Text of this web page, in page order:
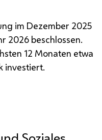
im Dezember 2025
2026 beschlossen.
12 Monaten etwa
investiert.